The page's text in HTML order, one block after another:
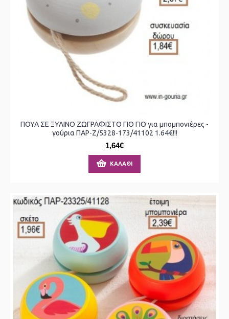
ΠΟΥΑ ΣΕ ΞΥΛΙΝΟ ΖΩΓΡΑΦΙΣΤΟ ΓΙΟ ΓΙΟ για μπομπονιέρες -
γούρια ΠΑΡ-Ζ/5328-173/41102 1.64€!!!
1,64€
ΚΑΛΆΘΙ